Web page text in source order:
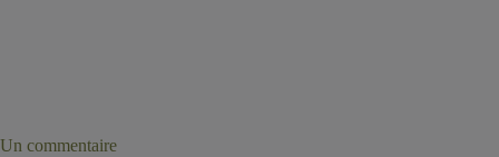
Un commentaire